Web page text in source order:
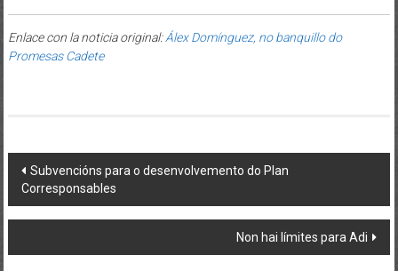
Enlace con la noticia original:Álex Domínguez, no banquillo do
Promesas Cadete
Post navigation
Subvencións para o desenvolvemento do Plan
Corresponsables
Non hai límites para Adi